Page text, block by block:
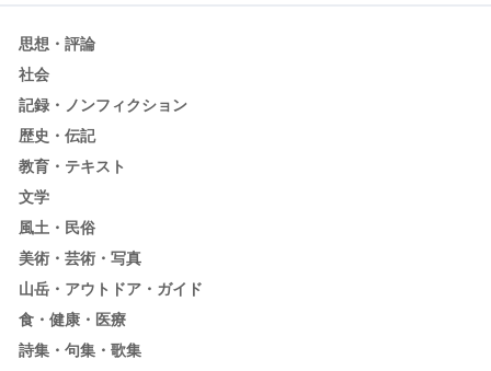
思想・評論
社会
記録・ノンフィクション
歴史・伝記
教育・テキスト
文学
風土・民俗
美術・芸術・写真
山岳・アウトドア・ガイド
食・健康・医療
詩集・句集・歌集